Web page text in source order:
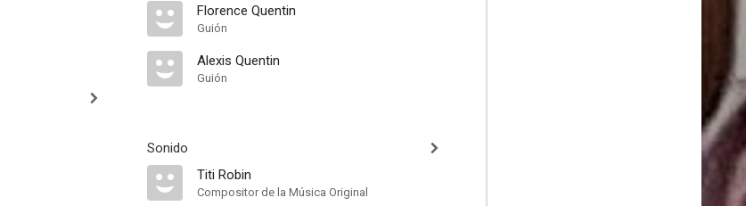
Florence Quentin
Guión
Alexis Quentin
Guión
Sonido
Titi Robin
Compositor de la Música Original